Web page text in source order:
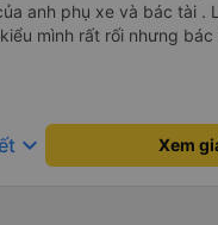
anh phụ xe và bác tài .
mình rất rối nhưng
điểm chất lượng 🥰
keyboard_arrow_down Xem